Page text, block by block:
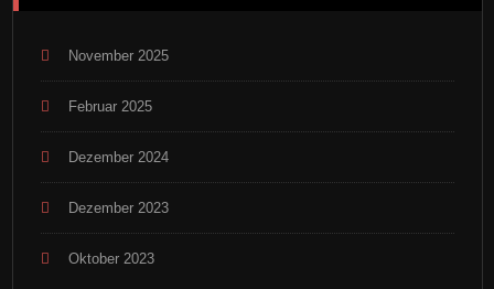
November 2025
Februar 2025
Dezember 2024
Dezember 2023
Oktober 2023